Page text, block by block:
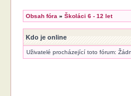
Obsah fóra »Školáci 6 - 12 let
Kdo je online
Uživatelé procházející toto fórum: